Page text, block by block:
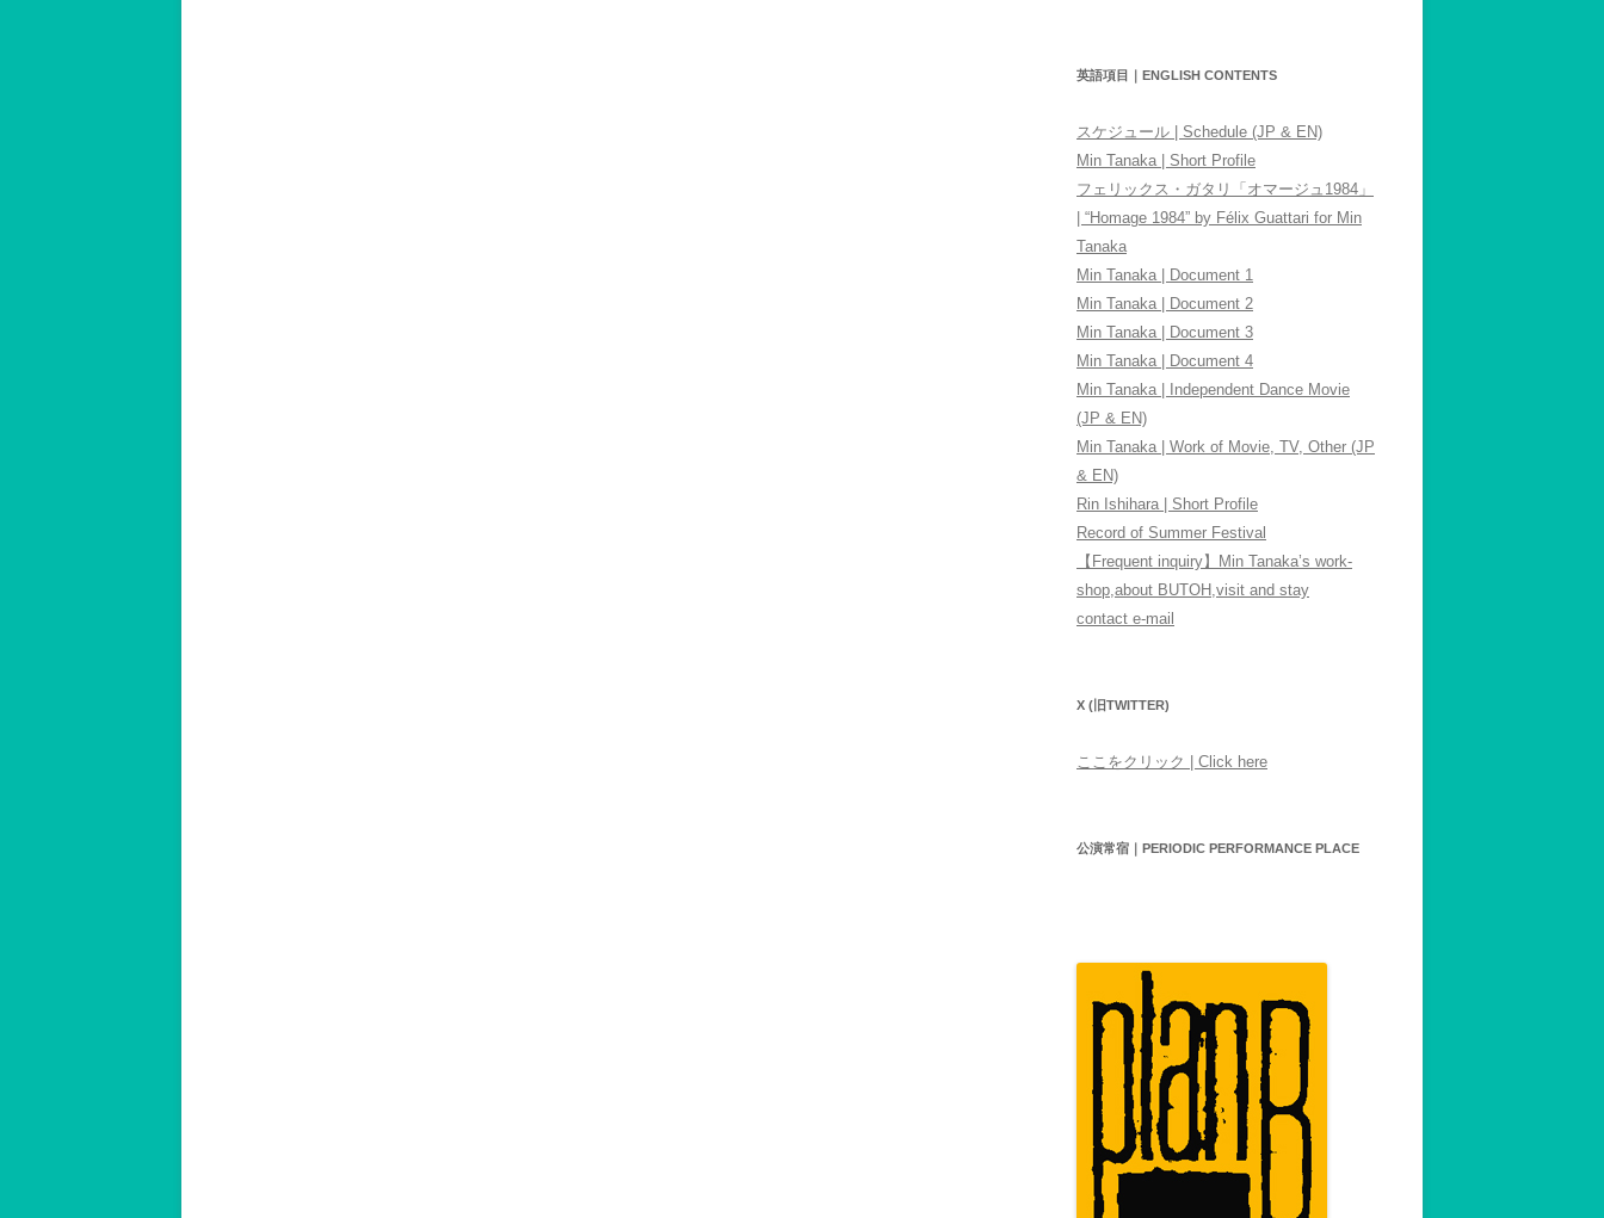
英語項目｜ENGLISH CONTENTS
スケジュール | Schedule (JP & EN)
Min Tanaka | Short Profile
フェリックス・ガタリ「オマージュ1984」
| “Homage 1984” by Félix Guattari for Min
Tanaka
Min Tanaka | Document 1
Min Tanaka | Document 2
Min Tanaka | Document 3
Min Tanaka | Document 4
Min Tanaka | Independent Dance Movie
(JP & EN)
Min Tanaka | Work of Movie, TV, Other (JP
& EN)
Rin Ishihara | Short Profile
Record of Summer Festival
【Frequent inquiry】Min Tanaka’s work-
shop,about BUTOH,visit and stay
contact e-mail
X (旧TWITTER)
ここをクリック | Click here
公演常宿｜PERIODIC PERFORMANCE PLACE